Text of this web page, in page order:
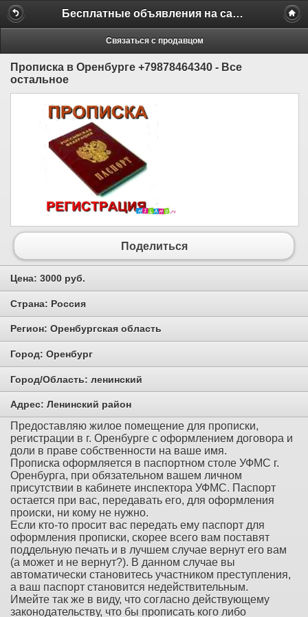
Бесплатные объявления на сайте MILAMO.ru
Связаться с продавцом
Прописка в Оренбурге +79878464340 - Все
остальное
Поделиться
Цена: 3000 руб.
Страна: Россия
Регион: Оренбургская область
Город: Оренбург
Город/Область: ленинский
Адрес: Ленинский район
Предоставляю жилое помещение для прописки,
регистрации в г. Оренбурге с оформлением договора и
доли в праве собственности на ваше имя.
Прописка оформляется в паспортном столе УФМС г.
Оренбурга, при обязательном вашем личном
присутствии в кабинете инспектора УФМС. Паспорт
остается при вас, передавать его, для оформления
происки, ни кому не нужно.
Если кто-то просит вас передать ему паспорт для
оформления прописки, скорее всего вам поставят
поддельную печать и в лучшем случае вернут его вам
(а может и не вернут?). В данном случае вы
автоматически становитесь участником преступления,
а ваш паспорт становится недействительным.
Имейте так же в виду, что согласно действующему
законодательству, что бы прописать кого либо